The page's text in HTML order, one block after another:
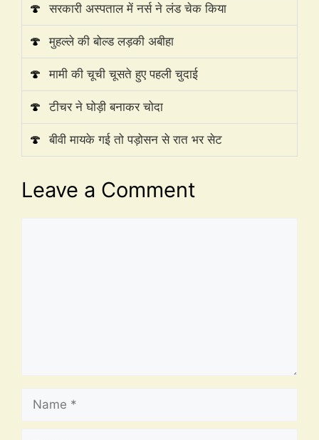
🍄 सरकारी अस्पताल में नर्स ने लंड चेक किया
🍄 मुहल्ले की बोल्ड लड़की अबीहा
🍄 मामी की चूची चूसते हुए पहली चुदाई
🍄 टीचर ने घोड़ी बनाकर चोदा
🍄 बीवी मायके गई तो पड़ोसन से रात भर सेट
Leave a Comment